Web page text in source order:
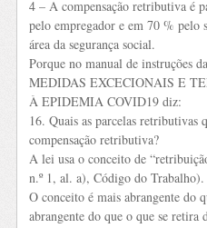
4 – A compensação retributiva é
pelo empregador e em 70 % pelo
área da segurança social.
Porque no manual de instruções
MEDIDAS EXCECIONAIS E
À EPIDEMIA COVID19 diz:
16. Quais as parcelas retributivas
compensação retributiva?
A lei usa o conceito de
n.º 1, al. a), Código do Trabalho).
O conceito é mais abrangente do
abrangente do que o que se